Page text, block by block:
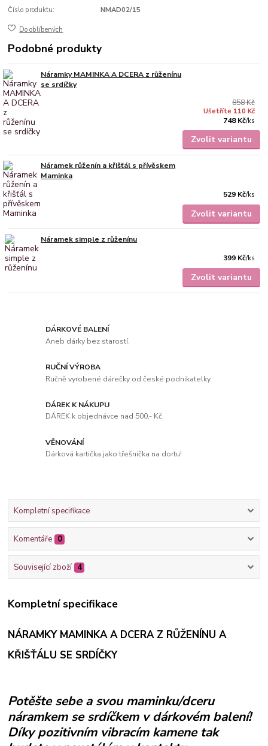
Číslo produktu: NMAD02/15
Do oblíbených
Podobné produkty
Náramky MAMINKA A DCERA z růženínu
se srdíčky
858 Kč
Ušetříte 110 Kč
748 Kč/ks
Zvolit variantu
Náramek růženín a křišťál s přívěskem
Maminka
529 Kč/ks
Zvolit variantu
Náramek simple z růženínu
399 Kč/ks
Zvolit variantu
DÁRKOVÉ BALENÍ
Aneb dárky bez starostí.
RUČNÍ VÝROBA
Ručně vyrobené dárečky od české podnikatelky.
DÁREK K NÁKUPU
DÁREK k objednávce nad 500,- Kč.
VĚNOVÁNÍ
Dárková kartička jako třešnička na dortu!
Kompletní specifikace
Komentáře 0
Související zboží 4
Kompletní specifikace
NÁRAMKY MAMINKA A DCERA Z RŮŽENÍNU A
KŘIŠŤÁLU SE SRDÍČKY
Potěšte sebe a svou maminku/dceru
náramkem se srdíčkem v dárkovém balení!
Díky pozitivním vibracím kamene tak